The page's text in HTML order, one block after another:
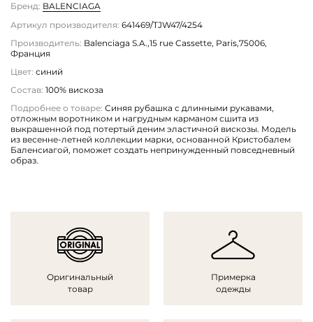
Бренд: BALENCIAGA
Артикул производителя: 641469/TJW47/4254
Производитель: Balenciaga S.A.,15 rue Cassette, Paris,75006,
Франция
Цвет: синий
Состав: 100% вискоза
Подробнее о товаре: Синяя рубашка с длинными рукавами,
отложным воротником и нагрудным карманом сшита из
выкрашенной под потертый деним эластичной вискозы. Модель
из весенне-летней коллекции марки, основанной Кристобалем
Баленсиагой, поможет создать непринужденный повседневный
образ.
Оригинальный
товар
Примерка
одежды